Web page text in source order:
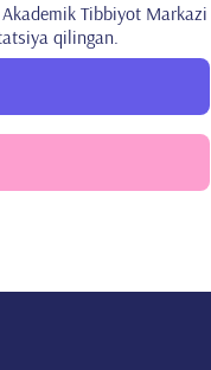
Tibbiyot Markazi
qilingan.